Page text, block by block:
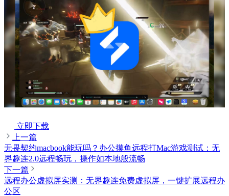
立即下载
上一篇
无畏契约macbook能玩吗？办公摸鱼远程打Mac游戏测试：无
界趣连2.0远程畅玩，操作如本地般流畅
下一篇
远程办公虚拟屏实测：无界趣连免费虚拟屏，一键扩展远程办
公区